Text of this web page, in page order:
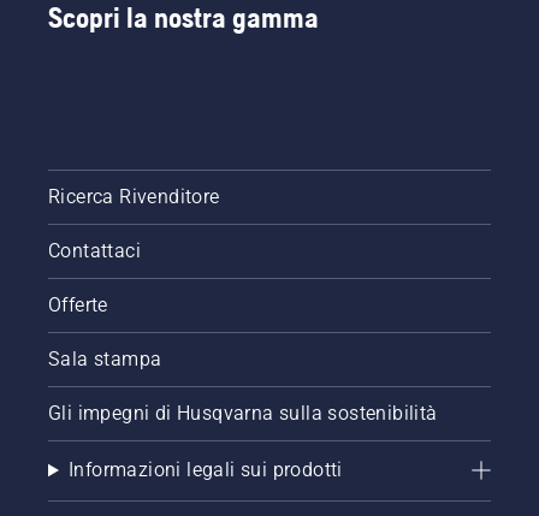
Scopri la nostra gamma
Ricerca Rivenditore
Contattaci
Offerte
Sala stampa
Gli impegni di Husqvarna sulla sostenibilità
Informazioni legali sui prodotti